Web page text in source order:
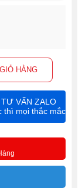
HÀNG
VẤN ZALO
thì mọi thắc mắc